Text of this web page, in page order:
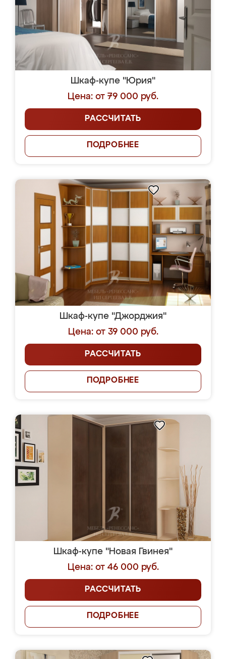
Шкаф-купе "Юрия"
Цена: от 79 000 руб.
РАССЧИТАТЬ
ПОДРОБНЕЕ
Шкаф-купе "Джорджия"
Цена: от 39 000 руб.
РАССЧИТАТЬ
ПОДРОБНЕЕ
Шкаф-купе "Новая Гвинея"
Цена: от 46 000 руб.
РАССЧИТАТЬ
ПОДРОБНЕЕ